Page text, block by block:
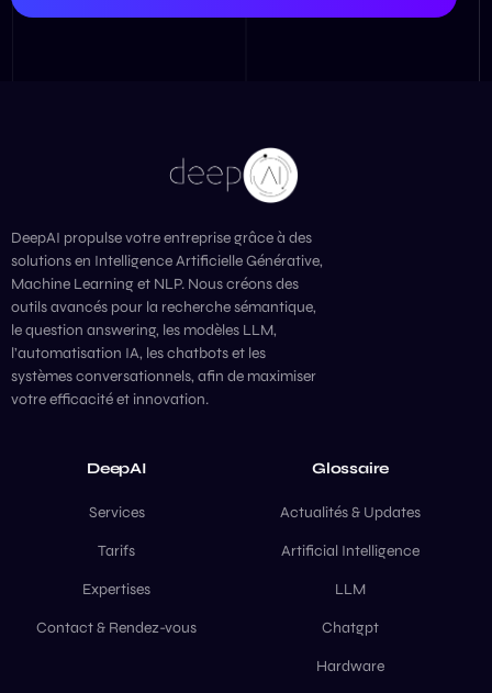
DeepAI propulse votre entreprise grâce à des
solutions en Intelligence Artificielle Générative,
Machine Learning et NLP. Nous créons des
outils avancés pour la recherche sémantique,
le question answering, les modèles LLM,
l’automatisation IA, les chatbots et les
systèmes conversationnels, afin de maximiser
votre efficacité et innovation.
DeepAI
Services
Tarifs
Expertises
Contact & Rendez-vous
Glossaire
Actualités & Updates
Artificial Intelligence
LLM
Chatgpt
Hardware